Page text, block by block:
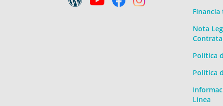
Nota
Política
Política
Línea